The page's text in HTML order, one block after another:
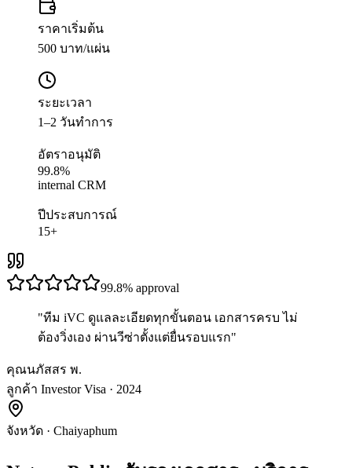
ราคาเริ่มต้น
500 บาท/แผ่น
ระยะเวลา
1–2 วันทำการ
อัตราอนุมัติ
99.8%
internal CRM
ปีประสบการณ์
15+
99.8% approval
"ทีม iVC ดูแลละเอียดทุกขั้นตอน เอกสารครบ ไม่
ต้องวิ่งเอง ผ่านวีซ่าตั้งแต่ยื่นรอบแรก"
คุณนภัสสร พ.
ลูกค้า Investor Visa · 2024
จังหวัด · Chaiyaphum